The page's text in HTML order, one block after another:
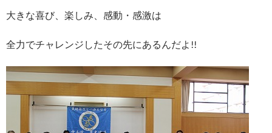
大きな喜び、楽しみ、感動・感激は
全力でチャレンジしたその先にあるんだよ!!